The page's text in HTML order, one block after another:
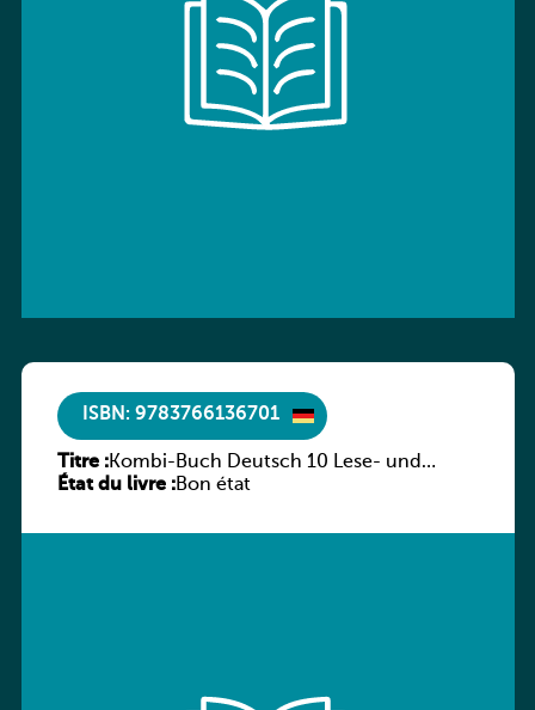
ISBN: 9783766136701
Titre :Kombi-Buch Deutsch 10 Lese- und
Sprachbuch
État du livre :Bon état